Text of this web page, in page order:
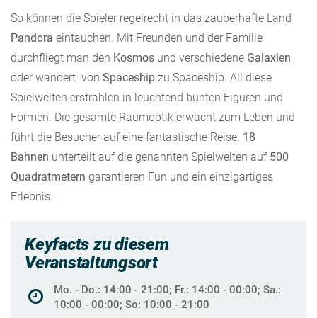
So können die Spieler regelrecht in das zauberhafte Land
Pandora eintauchen. Mit Freunden und der Familie
durchfliegt man den Kosmos und verschiedene Galaxien
oder wandert von Spaceship zu Spaceship. All diese
Spielwelten erstrahlen in leuchtend bunten Figuren und
Formen. Die gesamte Raumoptik erwacht zum Leben und
führt die Besucher auf eine fantastische Reise. 18
Bahnen unterteilt auf die genannten Spielwelten auf 500
Quadratmetern garantieren Fun und ein einzigartiges
Erlebnis.
Keyfacts zu diesem
Veranstaltungsort
Mo. - Do.: 14:00 - 21:00; Fr.: 14:00 - 00:00; Sa.:
10:00 - 00:00; So: 10:00 - 21:00